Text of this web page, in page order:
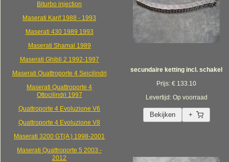
Biturbo injection
Maserati Karif 1988 - 1993
Maserati 430 1989 1993
Maserati Shamal 1989
Maserati Ghibli 2 1992-1997
Maserati Quattroporte 4 Seicilindri
Maserati Quattroporte 4
Ottocilindri 1997
Quattroporte 4 Evoluzione V6
Quattroporte 4 Evoluzione V8
Maserati 3200 GT(A ) 1998-2001
Maserati Quattroporte 5 2003 -
2012
secundaire ketting incl. schakel
Prijs: € 133.10
Levertijd: Op voorraad
Bekijken +